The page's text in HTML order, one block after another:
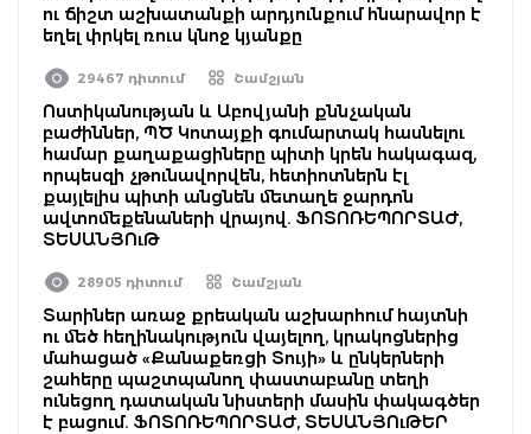
ու ճիշտ աշխատանքի արդյունքում հնարավոր է
եղել փրկել ռուս կնոջ կյանքը
29467 դիտում Շամշյան
Ոստիկանության և Աբովյանի քննչական
բաժիններ, ՊԾ Կոտայքի գումարտակ հասնելու
համար քաղաքացիները պիտի կրեն հակագազ,
որպեսզի չթունավորվեն, հետիոտներն էլ
քայլելիս պիտի անցնեն մետաղե ջարդոն
ավտոմեքենաների վրայով. ՖՈՏՈՌԵՊՈՐՏԱԺ,
ՏԵՍԱՆՅՈւԹ
28905 դիտում Շամշյան
Տարիներ առաջ քրեական աշխարհում հայտնի
ու մեծ հեղինակություն վայելող, կրակոցներից
մահացած «Քանաքեռցի Տույի» և ընկերների
շահերը պաշտպանող փաստաբանը տեղի
ունեցող դատական նիստերի մասին փակագծեր
է բացում. ՖՈՏՈՌԵՊՈՐՏԱԺ, ՏԵՍԱՆՅՈւԹԵՐ